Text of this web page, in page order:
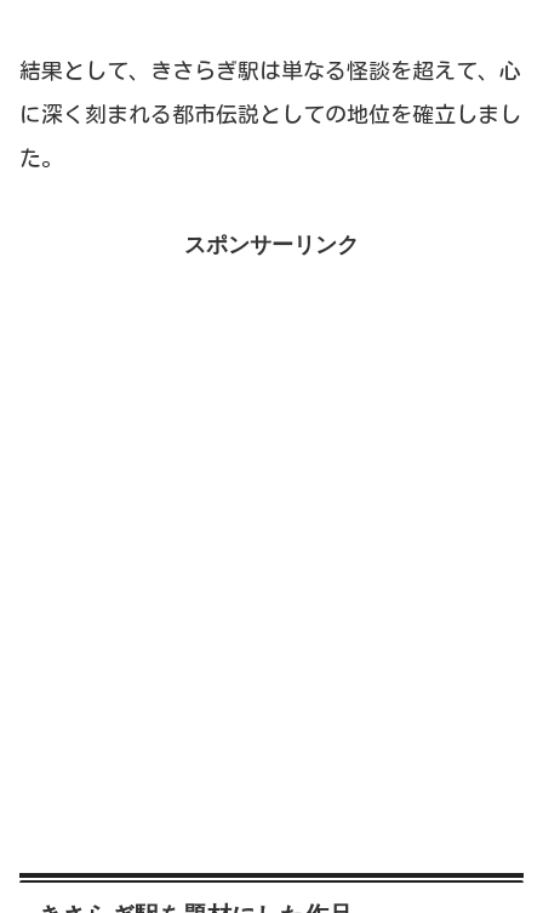
結果として、きさらぎ駅は単なる怪談を超えて、心
に深く刻まれる都市伝説としての地位を確立しまし
た。
スポンサーリンク